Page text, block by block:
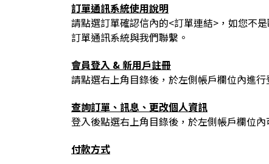
訂單通訊系統使用說明
請點選訂單確認信內的<訂單連結>，如您不
訂單通訊系統與我們聯繫。
會員登入 & 新用戶註冊
請點選右上角目錄後，於左側帳戶欄位內進行
查詢訂單、訊息、更改個人資訊
登入後點選右上角目錄後，於左側帳戶欄位
付款方式